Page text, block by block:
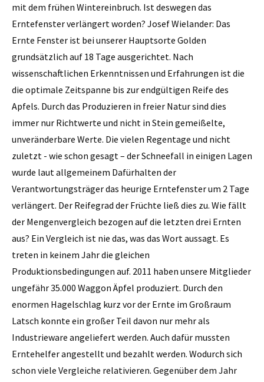
mit dem frühen Wintereinbruch. Ist deswegen das
Erntefenster verlängert worden? Josef Wielander: Das
Ernte Fenster ist bei unserer Hauptsorte Golden
grundsätzlich auf 18 Tage ausgerichtet. Nach
wissenschaftlichen Erkenntnissen und Erfahrungen ist die
die optimale Zeitspanne bis zur endgültigen Reife des
Apfels. Durch das Produzieren in freier Natur sind dies
immer nur Richtwerte und nicht in Stein gemeißelte,
unveränderbare Werte. Die vielen Regentage und nicht
zuletzt - wie schon gesagt – der Schneefall in einigen Lagen
wurde laut allgemeinem Dafürhalten der
Verantwortungsträger das heurige Erntefenster um 2 Tage
verlängert. Der Reifegrad der Früchte ließ dies zu. Wie fällt
der Mengenvergleich bezogen auf die letzten drei Ernten
aus? Ein Vergleich ist nie das, was das Wort aussagt. Es
treten in keinem Jahr die gleichen
Produktionsbedingungen auf. 2011 haben unsere Mitglieder
ungefähr 35.000 Waggon Äpfel produziert. Durch den
enormen Hagelschlag kurz vor der Ernte im Großraum
Latsch konnte ein großer Teil davon nur mehr als
Industrieware angeliefert werden. Auch dafür mussten
Erntehelfer angestellt und bezahlt werden. Wodurch sich
schon viele Vergleiche relativieren. Gegenüber dem Jahr